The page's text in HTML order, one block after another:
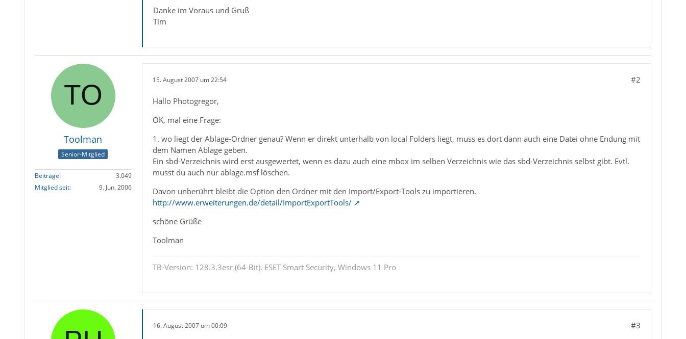
Danke im Voraus und Gruß
Tim
Toolman
Senior-Mitglied
Beiträge
3.049
Mitglied seit
9. Jun. 2006
15. August 2007 um 22:54 #2
Hallo Photogregor,
OK, mal eine Frage:
1. wo liegt der Ablage-Ordner genau? Wenn er direkt unterhalb von local Folders liegt, muss es dort dann auch eine Datei ohne Endung mit
dem Namen Ablage geben.
Ein sbd-Verzeichnis wird erst ausgewertet, wenn es dazu auch eine mbox im selben Verzeichnis wie das sbd-Verzeichnis selbst gibt. Evtl.
musst du auch nur ablage.msf löschen.
Davon unberührt bleibt die Option den Ordner mit den Import/Export-Tools zu importieren.
http://www.erweiterungen.de/detail/ImportExportTools/
schöne Grüße
Toolman
TB-Version: 128.3.3esr (64-Bit). ESET Smart Security, Windows 11 Pro
16. August 2007 um 00:09 #3